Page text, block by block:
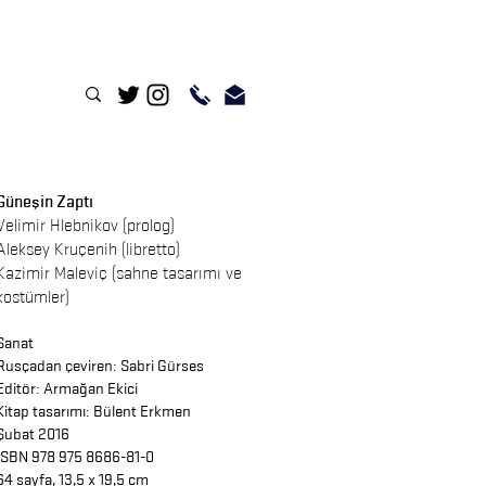
Zaptı
Hlebnikov (prolog)
Kruçenih (libretto)
Maleviç (sahne tasarımı ve
çeviren: Sabri Gürses
Armağan Ekici
tasarımı: Bülent Erkmen
2016
978 975 8686-81-0
sayfa, 13,5 x 19,5 cm